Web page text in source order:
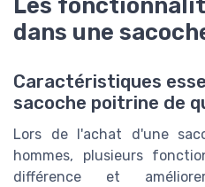
Les
dans une
Caractéristiques
sacoche poitrine de
Lors de l'achat d'une
hommes, plusieurs
différence et